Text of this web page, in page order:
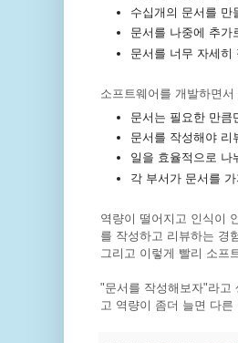
수십개의 문서를 만
문서를 나중에 추가
문서를 너무 자세히
소프트웨어를 개발하면
문서는 필요한 만큼
문서를 작성해야 리
일을 효율적으로 나
각 부서가 문서를
역량이 떨어지고 인식이
를 작성하고 리뷰하는 경
그리고 이렇게 빨리 소프
"문서를 작성해보자"라고
고 역량이 좀더 늘면 다